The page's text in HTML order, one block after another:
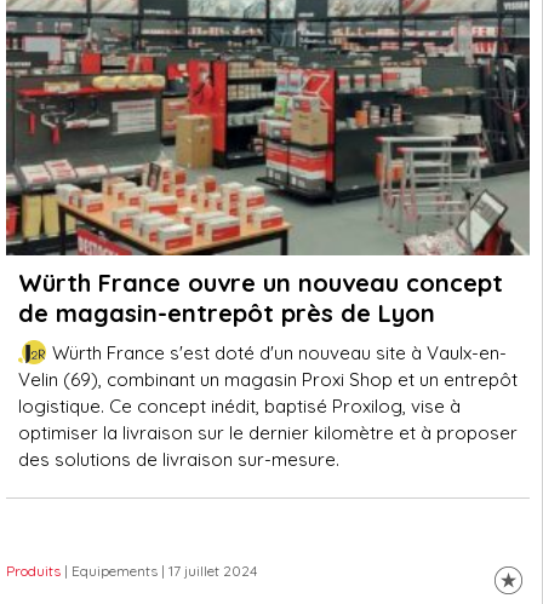
Würth France ouvre un nouveau concept
de magasin-entrepôt près de Lyon
Würth France s'est doté d'un nouveau site à Vaulx-en-
Velin (69), combinant un magasin Proxi Shop et un entrepôt
logistique. Ce concept inédit, baptisé Proxilog, vise à
optimiser la livraison sur le dernier kilomètre et à proposer
des solutions de livraison sur-mesure.
Produits | Equipements | 17 juillet 2024